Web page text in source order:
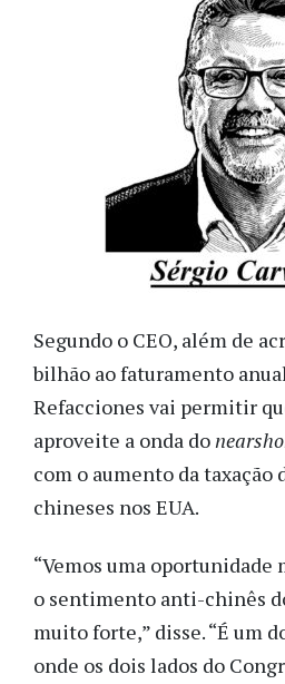
Segundo o CEO, além de
bilhão ao faturamento
Refacciones vai permitir
aproveite a onda do
com o aumento da taxação
chineses nos EUA.
“Vemos uma oportunidade
o sentimento anti-chinês
muito forte,” disse. “É um
onde os dois lados do